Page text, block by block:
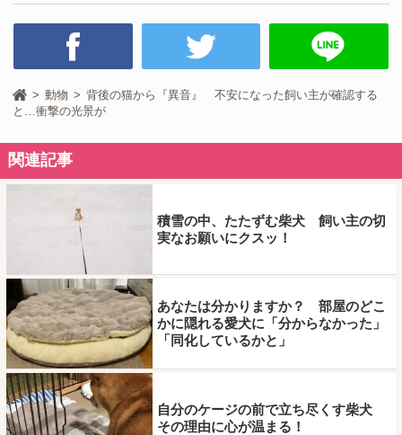
動物
背後の猫から『異音』 不安になった飼い主が確認する
と…衝撃の光景が
関連記事
積雪の中、たたずむ柴犬 飼い主の切
実なお願いにクスッ！
あなたは分かりますか？ 部屋のどこ
かに隠れる愛犬に「分からなかった」
「同化しているかと」
自分のケージの前で立ち尽くす柴犬
その理由に心が温まる！